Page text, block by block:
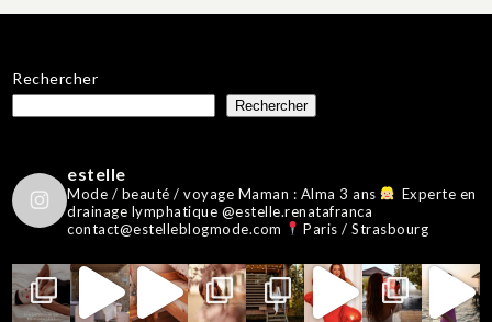
Rechercher
Rechercher
estelle
Mode / beauté / voyage Maman : Alma 3 ans
Experte en
drainage lymphatique @estelle.renatafranca
contact@estelleblogmode.com
Paris / Strasbourg